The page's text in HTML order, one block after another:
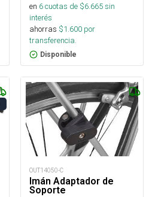
en 6cuotas de $6.665sin
interés
ahorras $1.600 por
transferencia.
Disponible
OUT14050-C
Imán Adaptador de
Soporte